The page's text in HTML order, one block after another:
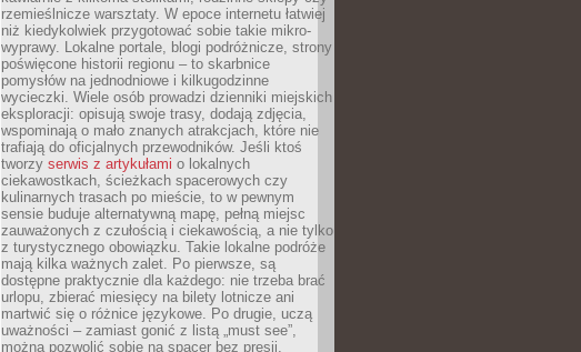
rzemieślnicze warsztaty. W epoce internetu łatwiej
niż kiedykolwiek przygotować sobie takie mikro-
wyprawy. Lokalne portale, blogi podróżnicze, strony
poświęcone historii regionu – to skarbnice
pomysłów na jednodniowe i kilkugodzinne
wycieczki. Wiele osób prowadzi dzienniki miejskich
eksploracji: opisują swoje trasy, dodają zdjęcia,
wspominają o mało znanych atrakcjach, które nie
trafiają do oficjalnych przewodników. Jeśli ktoś
tworzy serwis z artykułami o lokalnych
ciekawostkach, ścieżkach spacerowych czy
kulinarnych trasach po mieście, to w pewnym
sensie buduje alternatywną mapę, pełną miejsc
zauważonych z czułością i ciekawością, a nie tylko
z turystycznego obowiązku. Takie lokalne podróże
mają kilka ważnych zalet. Po pierwsze, są
dostępne praktycznie dla każdego: nie trzeba brać
urlopu, zbierać miesięcy na bilety lotnicze ani
martwić się o różnice językowe. Po drugie, uczą
uważności – zamiast gonić z listą „must see”,
można pozwolić sobie na spacer bez presji,